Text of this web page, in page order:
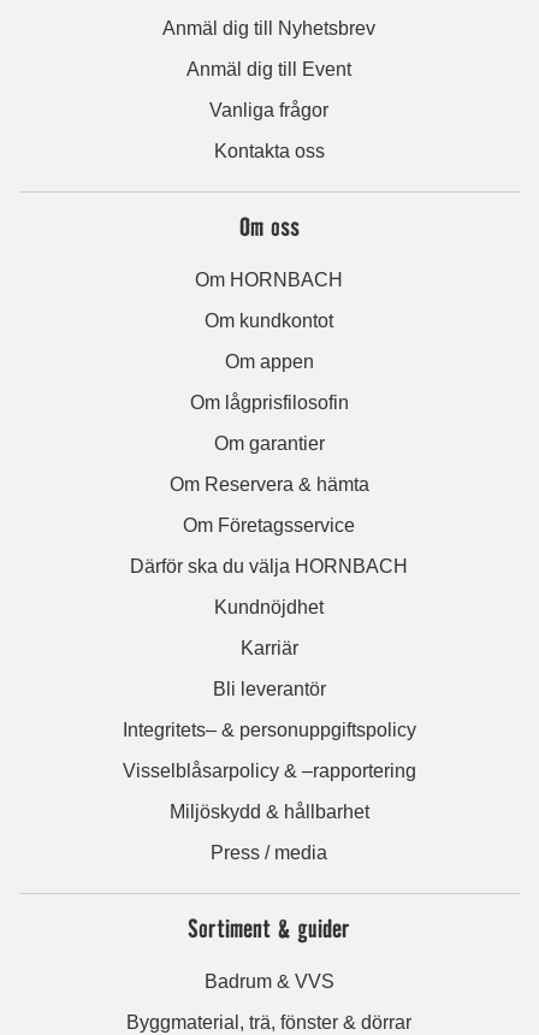
Anmäl dig till Nyhetsbrev
Anmäl dig till Event
Vanliga frågor
Kontakta oss
Om oss
Om HORNBACH
Om kundkontot
Om appen
Om lågprisfilosofin
Om garantier
Om Reservera & hämta
Om Företagsservice
Därför ska du välja HORNBACH
Kundnöjdhet
Karriär
Bli leverantör
Integritets– & personuppgiftspolicy
Visselblåsarpolicy & –rapportering
Miljöskydd & hållbarhet
Press / media
Sortiment & guider
Badrum & VVS
Byggmaterial, trä, fönster & dörrar